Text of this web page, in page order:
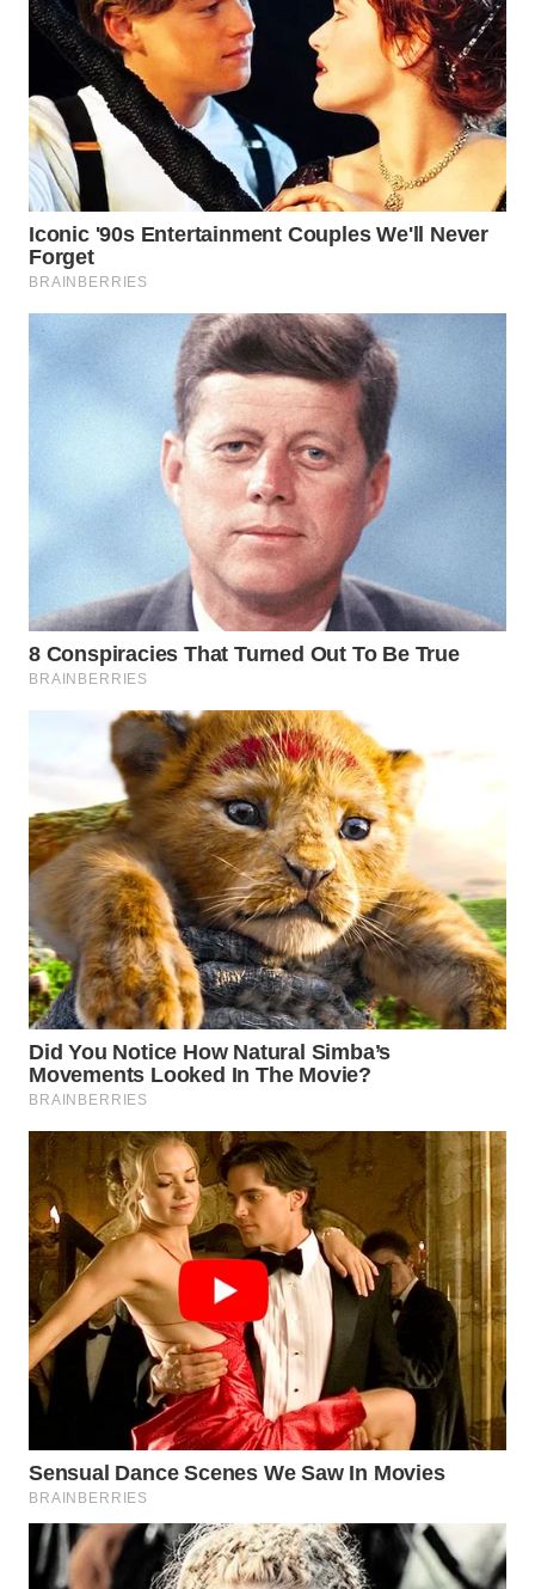
WN
NATUNA
WN
BINTAN
WN
MANDALIKA
WN
LABUANBAJO
BORNEO
Group
WAHANA
NEWS
WAHANA
WAHANA
ADVOKAT
WAHANA
INFRASTRUKTUR
WAHANA
KONSUMEN
WAHANA
LISTRIK
WAHANA
TRAVEL
WAHANA
TV
WAHANANEWS
ID
WAHANANEWS
CO ID
WAHANANEWS
NET